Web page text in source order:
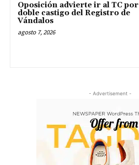
Oposición advierte ir al TC por
doble castigo del Registro de
Vándalos
agosto 7, 2026
- Advertisement -